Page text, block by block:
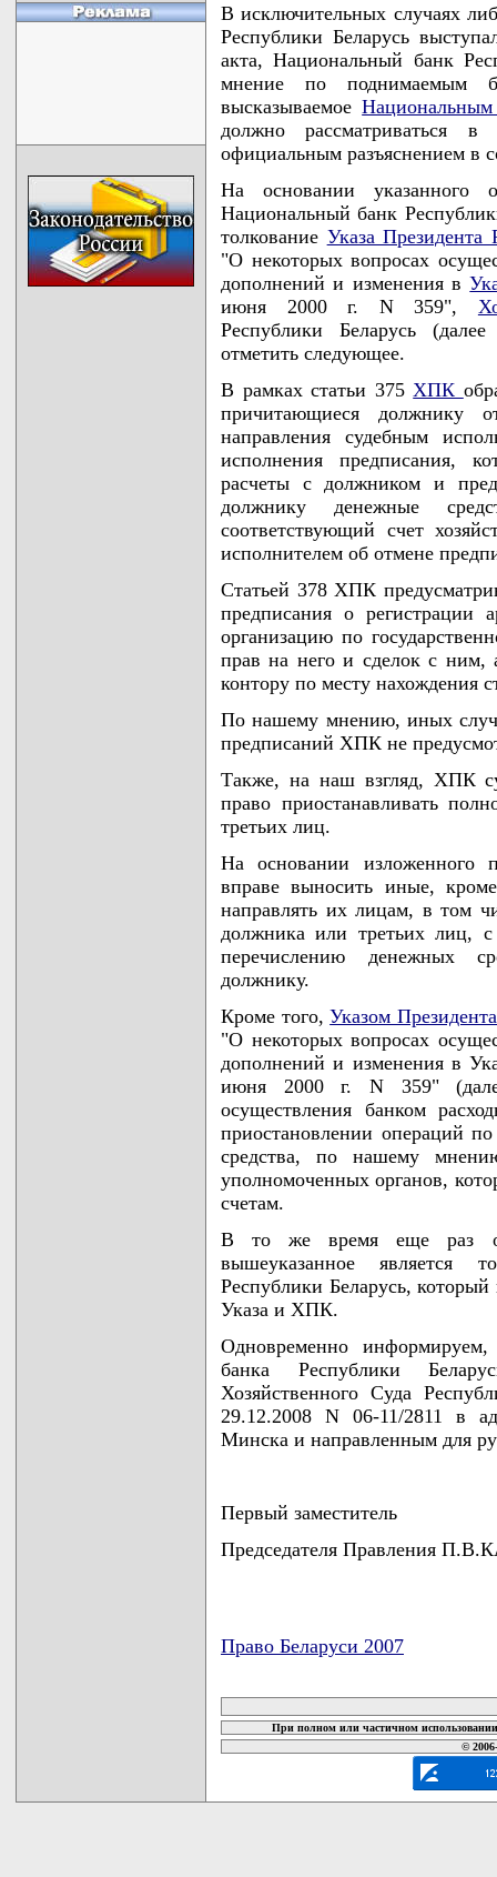
В исключительных случаях
Республики Беларусь
акта, Национальный банк
мнение по поднимаемым
высказываемоеНациональным
должно рассматриваться в
официальным разъяснением в
На основании
Национальный банк
толкование Указа Президента
"О некоторых вопросах
дополнений и изменения в
июня 2000 г. N 359",
Республики Беларусь
отметить следующее.
В рамках статьи 375 ХПК
причитающиеся должнику
направления судебным
исполнения предписания,
расчеты с должником и
должнику денежные
соответствующий счет
исполнителем об отмене
Статьей 378 ХПК
предписания о регистрации
организацию по
прав на него и сделок с ним,
контору по месту нахождения
По нашему мнению, иных
предписаний ХПК не
Также, на наш взгляд, ХПК
право приостанавливать
третьих лиц.
На основании изложенного
вправе выносить иные,
направлять их лицам, в том
должника или третьих лиц,
перечислению денежных
должнику.
Кроме того,Указом
"О некоторых вопросах
дополнений и изменения в
июня 2000 г. N 359"
осуществления банком
приостановлении операций
средства, по нашему
уполномоченных органов,
счетам.
В то же время еще раз
вышеуказанное является
Республики Беларусь,
Указа и ХПК.
Одновременно
банка Республики
Хозяйственного Суда
29.12.2008 N 06-11/2811 в
Минска и направленным для
Первый заместитель
Председателя Правления
Право Беларуси 2007
При полном или частичном
©